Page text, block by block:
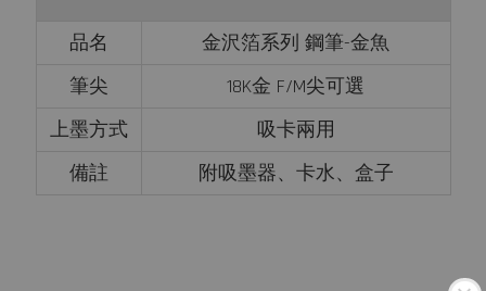
品名
金沢箔系列 鋼筆-金魚
筆尖
18K金 F/M尖可選
上墨方式
吸卡兩用
備註
附吸墨器、卡水、盒子